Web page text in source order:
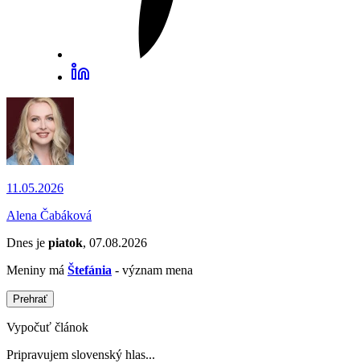
11.05.2026
Alena Čabáková
Dnes je piatok, 07.08.2026
Meniny má Štefánia - význam mena
Prehrať
Vypočuť článok
Pripravujem slovenský hlas...